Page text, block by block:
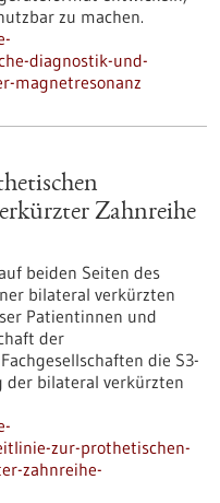
zu machen.
diagnostik-und-
magnetresonanz
Zahnreihe
beiden Seiten des
bilateral verkürzten
Patientinnen und
der
die S3-​
der bilateral verkürzten
zur-prothetischen-
zahnreihe-